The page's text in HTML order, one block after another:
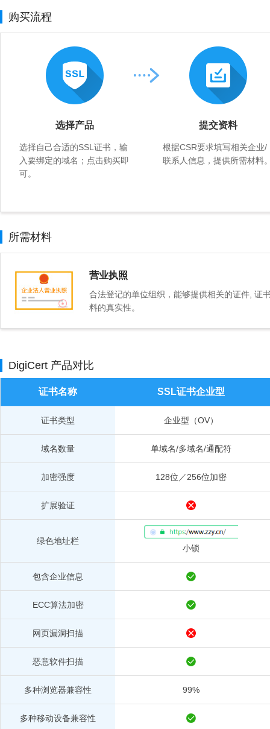
购买流程
选择产品
选择自己合适的SSL证书，输
入要绑定的域名；点击购买即
可。
提交资料
根据CSR要求填写相关企业/
联系人信息，提供所需材料
所需材料
营业执照
合法登记的单位组织，能够提供相关的证件, 证
料的真实性。
DigiCert 产品对比
证书名称 SSL证书企业型
证书类型 企业型（OV）
域名数量 单域名/多域名/通配符
加密强度 128位／256位加密
扩展验证
绿色地址栏
小锁
包含企业信息
ECC算法加密
网页漏洞扫描
恶意软件扫描
多种浏览器兼容性 99%
多种移动设备兼容性